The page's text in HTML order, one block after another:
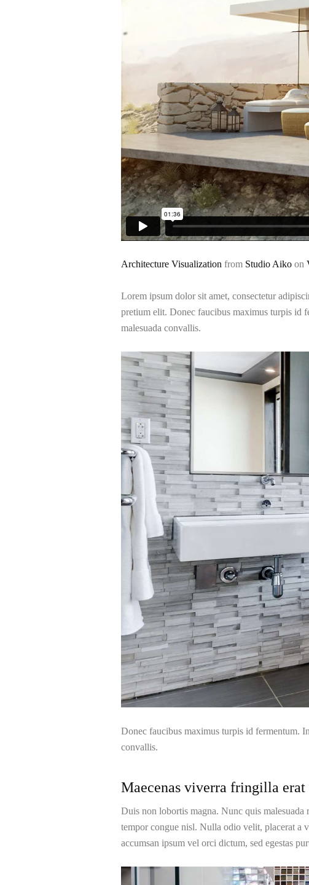
Architecture Visualization from Studio Aiko on
Lorem ipsum dolor sit amet, consectetur
pretium elit. Donec faucibus maximus turpis id
malesuada convallis.
Donec faucibus maximus turpis id fermentum.
convallis.
Maecenas viverra fringilla
Duis non lobortis magna. Nunc quis
tempor congue nisl. Nulla odio velit, placerat a
accumsan ipsum vel orci dictum, sed egestas